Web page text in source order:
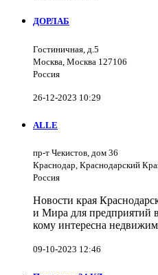
ДОРЛАБ
Гостиничная, д.5
Москва, Москва 127106
Россия
26-12-2023 10:29
ALLE
пр-т Чекистов, дом 36
Краснодар, Краснодарский
Россия
Новости края
и Мира для предприятий
кому интересна
09-10-2023 12:46